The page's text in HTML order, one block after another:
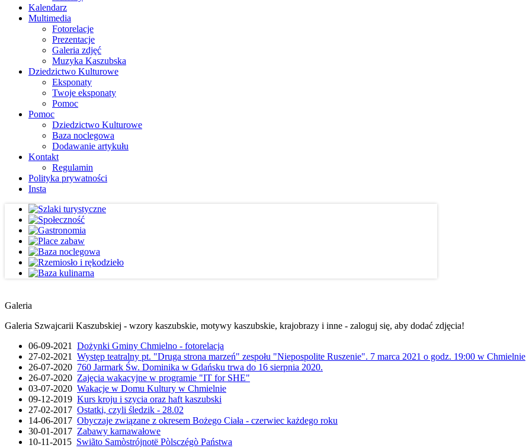
Kalendarz
Multimedia
Fotorelacje
Prezentacje
Galeria zdjęć
Muzyka Kaszubska
Dziedzictwo Kulturowe
Eksponaty
Twoje eksponaty
Pomoc
Pomoc
Dziedzictwo Kulturowe
Baza noclegowa
Dodawanie artykułu
Kontakt
Regulamin
Polityka prywatności
Insta
Galeria
Galeria Szwajcarii Kaszubskiej - wzory kaszubskie, motywy kaszubskie, krajobrazy i inne - zaloguj się, aby dodać zdjęcia!
06-09-2021 Dożynki Gminy Chmielno - fotorelacja
27-02-2021 Występ teatralny pt. "Druga strona marzeń" zespołu "Niepospolite Ruszenie". 7 marca 2021 o godz. 19:00 w Chmielnie
26-07-2020 760 Jarmark Św. Dominika w Gdańsku trwa do 16 sierpnia 2020.
26-07-2020 Zajęcia wakacyjne w programie "IT for SHE"
03-07-2020 Wakacje w Domu Kultury w Chmielnie
09-12-2019 Kurs kroju i szycia oraz haft kaszubski
27-02-2017 Ostatki, czyli śledzik - 28.02
14-06-2017 Obyczaje związane z okresem Bożego Ciała - czerwiec każdego roku
30-01-2017 Zabawy karnawałowe
10-11-2015 Swiãto Samòstrójnotë Pòlsczégò Państwa